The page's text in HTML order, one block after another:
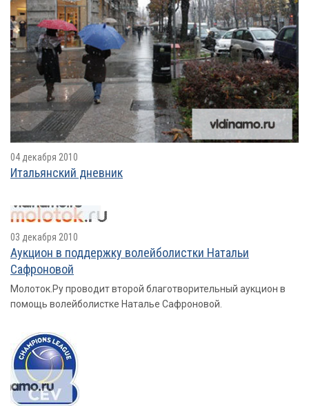
04 декабря 2010
Итальянский дневник
03 декабря 2010
Аукцион в поддержку волейболистки Натальи
Сафроновой
Молоток.Ру проводит второй благотворительный аукцион в
помощь волейболистке Наталье Сафроновой.